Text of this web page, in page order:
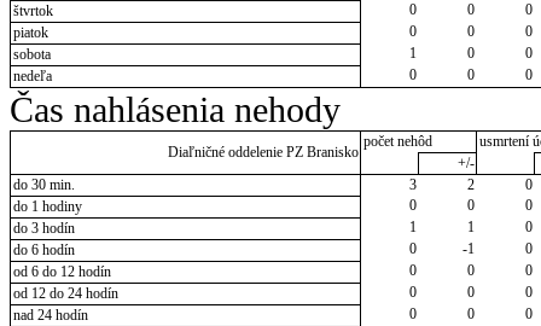
štvrtok
0 0
0
piatok
0 0
0
sobota
1 0
0
nedeľa
0 0 0
Čas nahlásenia nehody
Diaľničné oddelenie PZ Branisko
počet nehôd
usmrtení
+/-
do 30 min.
3 2
0
do 1 hodiny
0 0
0
do 3 hodín
1 1
0
do 6 hodín
0 -1
0
od 6 do 12 hodín
0 0
0
od 12 do 24 hodín
0 0
0
nad 24 hodín
0 0
0